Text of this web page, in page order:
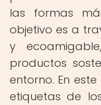
las formas
objetivo es a
y
productos
entorno. En
etiquetas de